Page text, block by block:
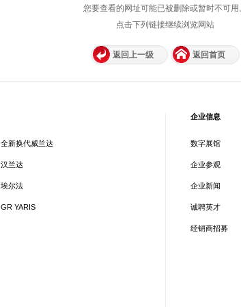
您要查看的网址可能已被删除或暂时不可用
点击下列链接继续浏览网站
返回上一级 返回首页
全新换代威兰达
汉兰达
埃尔法
GR YARIS
企业信息
数字展馆
企业参观
企业新闻
诚聘英才
经销商招募